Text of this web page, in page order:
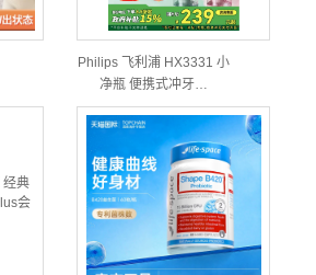
Philips 飞利浦 HX3331 小
净瓶 便携式冲牙…